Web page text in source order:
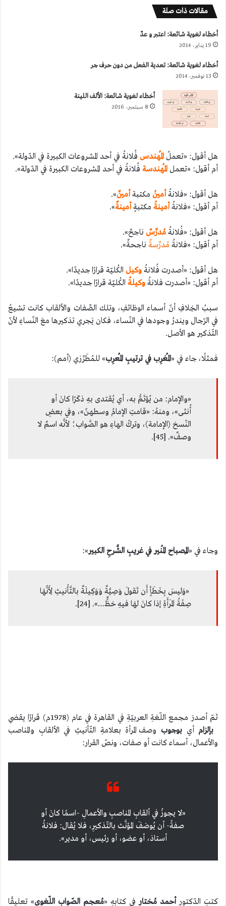
مقالات ذات صلة
أخطاء لغوية شائعة: اعتبر و عدّ
19 يناير، 2014
أخطاء لغوية شائعة: تعدية الفعل من دون حرف جر
13 نوفمبر، 2014
أخطاء لغوية شائعة: الألف اللينة
8 سبتمبر، 2016
هل أقول: «تعملُ المُهندس فُلانةُ في أحد المشروعات الكبيرة في الدّولة».
أم أقول: «تعمل المُهندسة فُلانةُ في أحد المشروعات الكبيرة في الدّولة».
هل أقول: «فلانةُ أمينُ مكتبة أمينٌ».
أم أقول: «فلانةُ أمينةُ مكتبةٍ أمينةٌ».
هل أقول: «فُلانةُ مُدرِّسٌ ناجحٌ».
أم أقول: «فلانةُ مُدرِّسةٌ ناجحةٌ».
هل أقول: «أصدرت فُلانةُ وكيل الكُليّة قرارًا جديدًا».
أم أقول: «أصدرت فلانةُ وكيلةُ الكُليّة قرارًا جديدًا».
سببُ الخِلافِ أنّ أسماء الوظائفِ، وتلك الصِّفات والألقاب كانت تشيعُ
في الرّجال ويندرُ وجودها في النّساء، فكان يَجري تذكيرها معَ النّساءِ لأنّ
التّذكير هو الأصل.
فمثلًا، جاء في «المُغرِب في ترتيبِ المُعرِب» للمُطَرِّزي (أمم):
«والإمام: من يُؤتَمُّ به، أي يُقتدى بهِ ذكَرًا كانَ أو
أُنثى»، ومنهُ: «قامتِ الإمامُ وسطهنّ»، وفي بعضِ
النّسخ (الإمامة)، وتركُ الهاءِ هو الصَّواب؛ لأنَّه اسمٌ لا
وصفٌ». [45].
وجاء في «المِصباح المُنير في غريبِ الشَّرحِ الكبير»:
«وَليسَ بِخَطَأٍ أَن تَقولَ وَصِيَّةٌ وَوَكِيلَةٌ بالتَّأْنيثِ لِأَنَّهَا
صِفَةُ المَرأَةِ إذا كانَ لهَا فيهِ حَظٌّ…». [24].
ثمّ أصدرَ مجمع اللّغةِ العربيّةِ في القاهرة في عام (1978م) قرارًا يقضي
بإلزام أي بوجوب وصف المرأة بعلامةِ التّأنيثِ في الألقابِ والمناصب
والأعمال، أسماء كانت أو صفات، ونصّ القرار:
«لا يجوزُ في ألقابِ المناصبِ والأعمالِ –اسمًا كانَ أو
صفةً- أن يُوصَفَ المؤنَّث بالتّذكيرِ، فلا يُقال: فلانةُ
أستاذ، أو عضو، أو رئيس، أو مدير».
كتبَ الدّكتور أحمد مُختارفي كتابهِ «مُعجم الصّواب اللّغوي» تعليقًا